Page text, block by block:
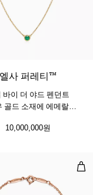
엘사 퍼레티™
바이 더 야드 펜던트
골드 소재에 에메랄드
10,000,000원
이슬릿 로즈 골드, 다
빈